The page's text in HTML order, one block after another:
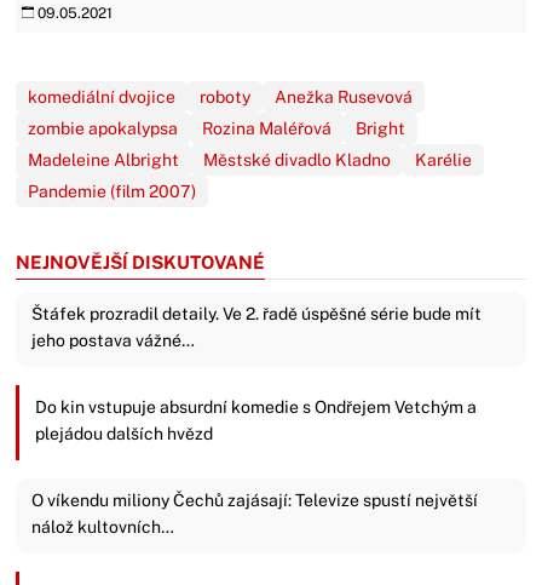
09.05.2021
komediální dvojice roboty
Anežka Rusevová
zombie apokalypsa
Rozina Maléřová
Bright
Madeleine Albright
Městské divadlo Kladno
Karélie
Pandemie (film 2007)
NEJNOVĚJŠÍ DISKUTOVANÉ
Štáfek prozradil detaily. Ve 2. řadě úspěšné série bude mít
jeho postava vážné…
Do kin vstupuje absurdní komedie s Ondřejem Vetchým a
plejádou dalších hvězd
O víkendu miliony Čechů zajásají: Televize spustí největší
nálož kultovních…